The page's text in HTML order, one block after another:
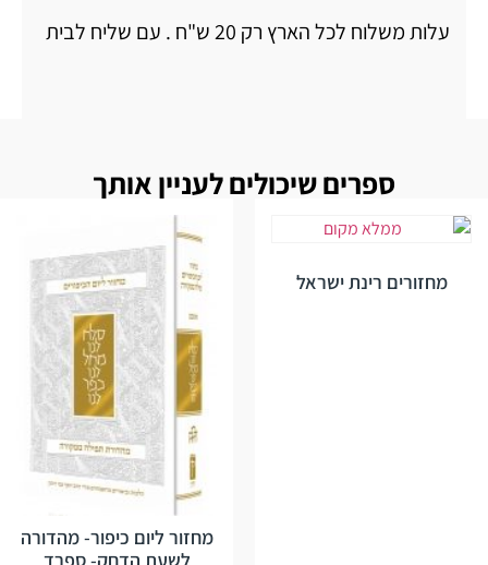
עלות משלוח לכל הארץ רק 20 ש"ח . עם שליח לבית
ספרים שיכולים לעניין אותך
מחזורים רינת ישראל
מחזור ליום כיפור- מהדורה
לשעת הדחק- ספרד